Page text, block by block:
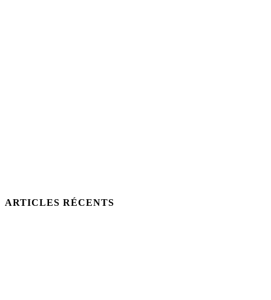
ARTICLES RÉCENTS